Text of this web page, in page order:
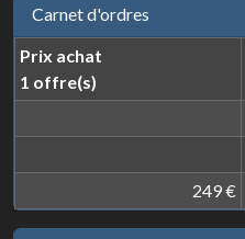
Carnet d'ordres
Prix achat
1 offre(s)
249 €